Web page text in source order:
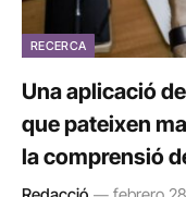
RECERCA
Una aplicació
que pateixen
la comprensió